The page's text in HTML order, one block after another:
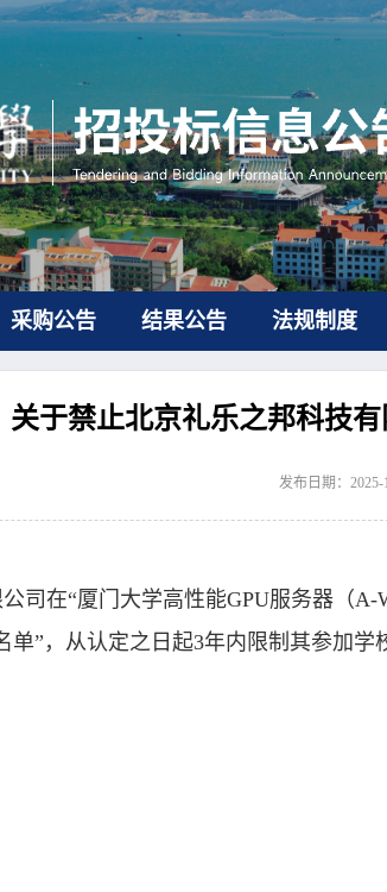
采购公告 结果公告 法规制度
关于禁止北京礼乐之邦科技
发布日期：2025-
司在“厦门大学高性能GPU服务器（A-
单”，从认定之日起3年内限制其参加学